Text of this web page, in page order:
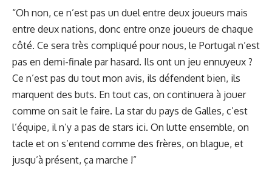
“Oh non, ce n’est pas un duel entre deux joueurs mais
entre deux nations, donc entre onze joueurs de chaque
côté. Ce sera très compliqué pour nous, le Portugal n’est
pas en demi-finale par hasard. Ils ont un jeu ennuyeux ?
Ce n’est pas du tout mon avis, ils défendent bien, ils
marquent des buts. En tout cas, on continuera à jouer
comme on sait le faire. La star du pays de Galles, c’est
l’équipe, il n’y a pas de stars ici. On lutte ensemble, on
tacle et on s’entend comme des frères, on blague, et
jusqu’à présent, ça marche !”